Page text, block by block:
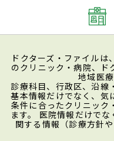
ドクターズ・ファイル
のクリニック・病院、ド
地域医
診療科目、行政区、沿線
基本情報だけでなく、気
条件に合ったクリニック
ます。 医院情報だけで
関する情報（診療方針